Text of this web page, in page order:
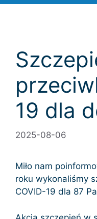
19 dla
2025-08-06
Miło nam
roku wykonaliśmy
COVID-19 dla 87